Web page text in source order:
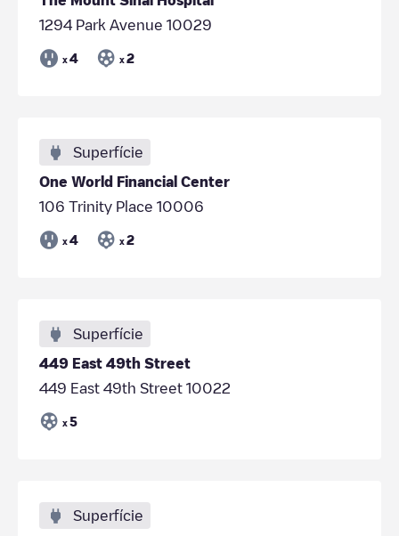
1294 Park Avenue 10029
x 4 x 2
Superfície
One World Financial Center
106 Trinity Place 10006
x 4 x 2
Superfície
449 East 49th Street
449 East 49th Street 10022
x 5
Superfície